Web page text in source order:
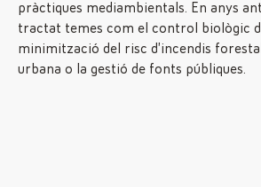
pràctiques mediambientals. En anys
tractat temes com el control biològic
minimització del risc d’incendis
urbana o la gestió de fonts públiques.